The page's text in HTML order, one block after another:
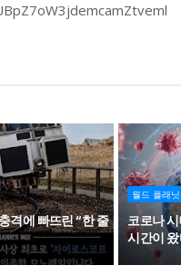
격에 빠뜨린 “한 줄
월드 플래닛
코로나
시간이